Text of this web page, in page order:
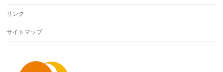
リンク
サイトマップ